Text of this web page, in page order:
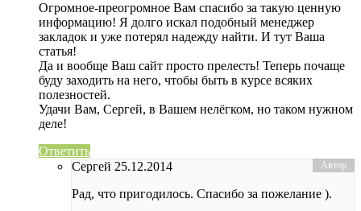
Огромное-преогромное Вам спасибо за такую ценную
информацию! Я долго искал подобный менеджер
закладок и уже потерял надежду найти. И тут Ваша
статья!
Да и вообще Ваш сайт просто прелесть! Теперь почаще
буду заходить на него, чтобы быть в курсе всяких
полезностей.
Удачи Вам, Сергей, в Вашем нелёгком, но таком нужном
деле!
Ответить
Сергей 25.12.2014
Рад, что пригодилось. Спасибо за пожелание ).